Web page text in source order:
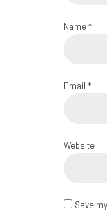
Name *
Email *
Website
Save